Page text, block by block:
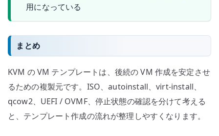
用になっている
まとめ
KVM の VM テンプレートは、後続の VM 作成を安定させ
るための複製元です。ISO、autoinstall、virt-install、
qcow2、UEFI / OVMF、停止状態の確認を分けて考える
と、テンプレート作成の流れが整理しやすくなります。